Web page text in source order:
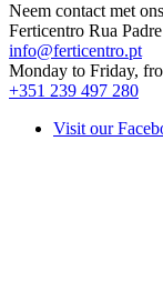
Neem contact met
Ferticentro Rua
info@ferticentro.pt
Monday to Friday,
+351 239 497 280
Visit our